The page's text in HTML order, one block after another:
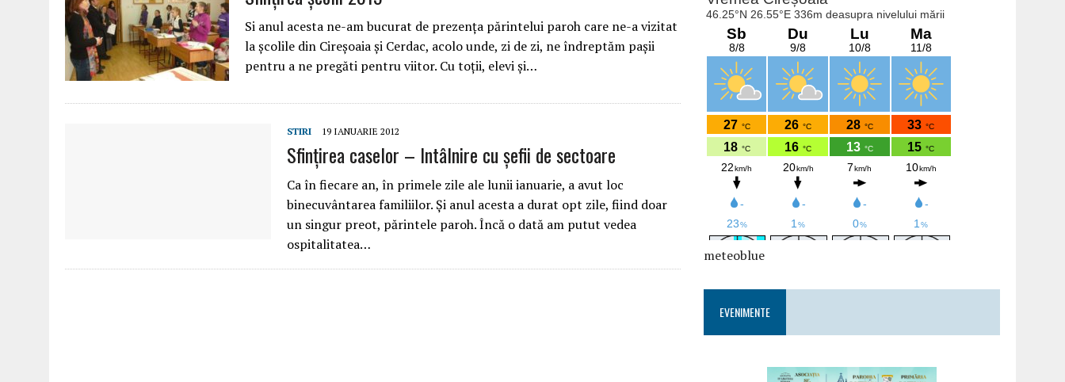
Si anul acesta ne-am bucurat de prezența părintelui paroh care ne-a vizitat
la școlile din Cireșoaia și Cerdac, acolo unde, zi de zi, ne îndreptăm pașii
pentru a ne pregăti pentru viitor. Cu toții, elevi și…
STIRI 19 IANUARIE 2012
Sfinţirea caselor – Intâlnire cu șefii de sectoare
Ca în fiecare an, în primele zile ale lunii ianuarie, a avut loc
binecuvântarea familiilor. Şi anul acesta a durat opt zile, fiind doar
un singur preot, părintele paroh. Încă o dată am putut vedea
ospitalitatea…
meteoblue
EVENIMENTE